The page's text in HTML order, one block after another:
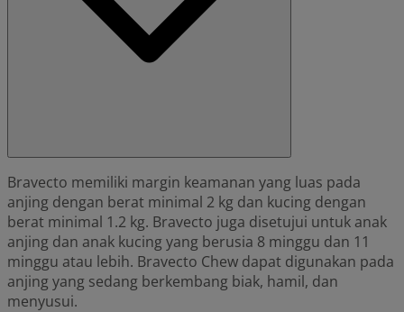
Bravecto memiliki margin keamanan yang luas pada
anjing dengan berat minimal 2 kg dan kucing dengan
berat minimal 1.2 kg. Bravecto juga disetujui untuk anak
anjing dan anak kucing yang berusia 8 minggu dan 11
minggu atau lebih. Bravecto Chew dapat digunakan pada
anjing yang sedang berkembang biak, hamil, dan
menyusui.